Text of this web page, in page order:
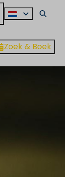
Zoek & Boek